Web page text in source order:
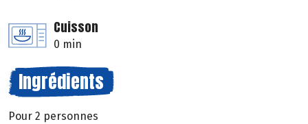
Cuisson
0 min
Ingrédients
Pour 2 personnes